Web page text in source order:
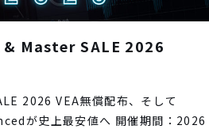
Master SALE 2026
2026 VEA無償配布、そして
が史上最安値へ 開催期間：2026